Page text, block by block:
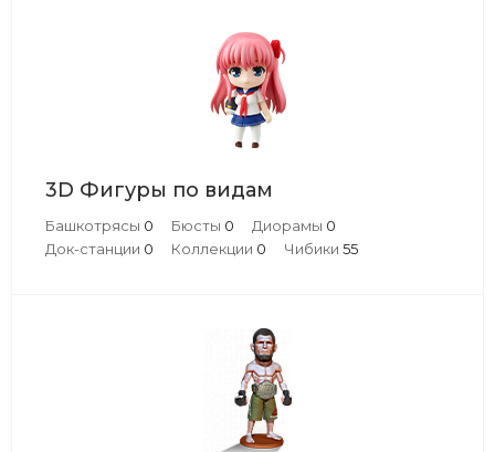
3D Фигуры по видам
Башкотрясы 0 Бюсты 0 Диорамы 0
Док-станции 0 Коллекции 0 Чибики 55